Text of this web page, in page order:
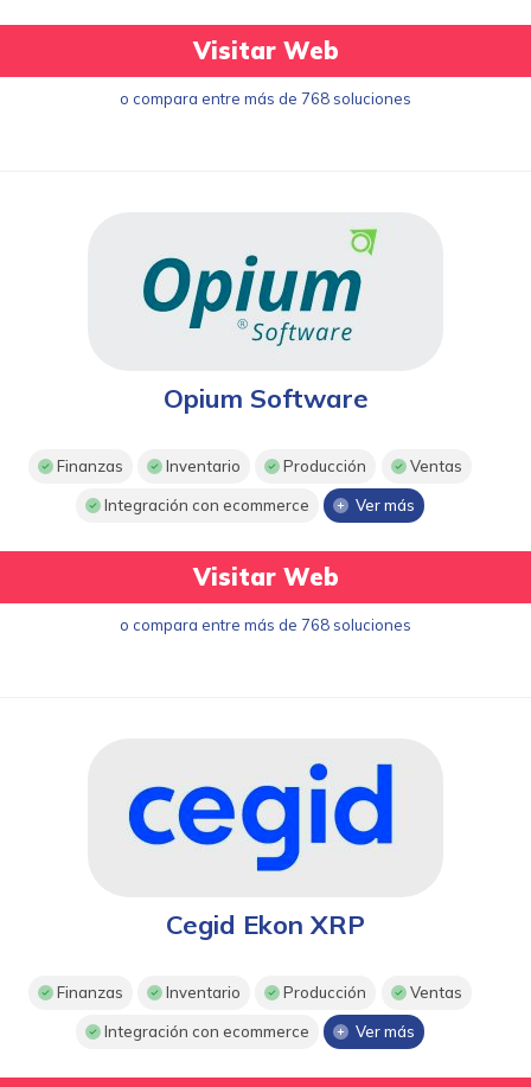
Visitar Web
o compara entre más de 768 soluciones
Opium Software
Finanzas Inventario Producción Ventas
Integración con ecommerce Ver más
Visitar Web
o compara entre más de 768 soluciones
Cegid Ekon XRP
Finanzas Inventario Producción Ventas
Integración con ecommerce Ver más